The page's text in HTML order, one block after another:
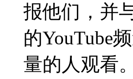
报他们，并
的YouTube
量的人观看